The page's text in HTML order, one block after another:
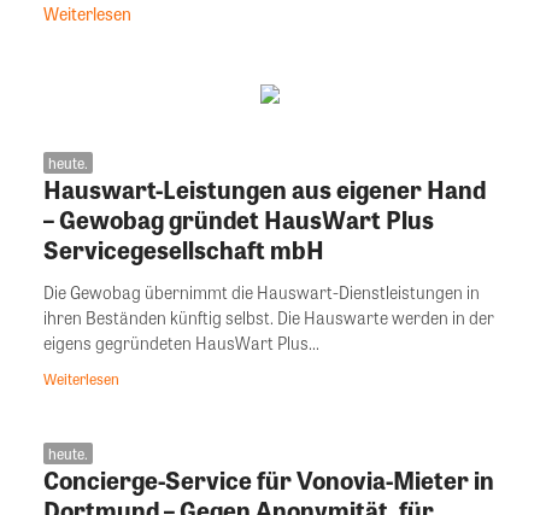
Weiterlesen
heute.
Hauswart-Leistungen aus eigener Hand
– Gewobag gründet HausWart Plus
Servicegesellschaft mbH
Die Gewobag übernimmt die Hauswart-Dienstleistungen in
ihren Beständen künftig selbst. Die Hauswarte werden in der
eigens gegründeten HausWart Plus...
Weiterlesen
heute.
Concierge-Service für Vonovia-Mieter in